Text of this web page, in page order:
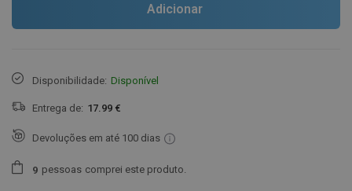
Adicionar
Disponibilidade: Disponível
Entrega de: 17.99 €
Devoluções em até 100 dias
9 pessoas comprei este produto.